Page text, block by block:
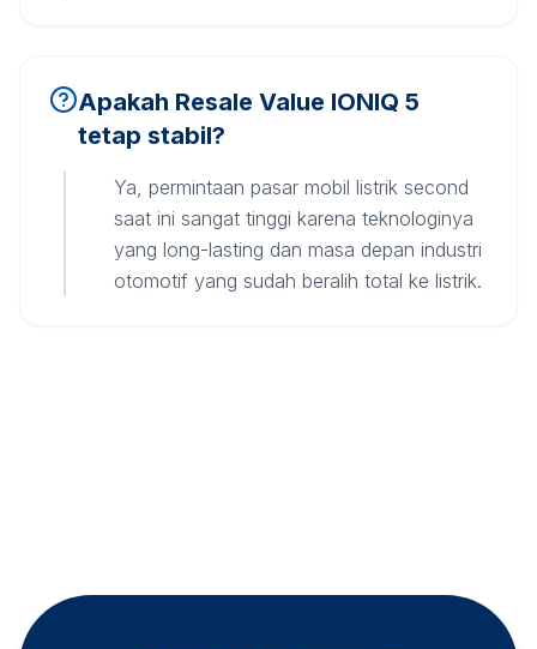
Apakah Resale Value IONIQ 5
tetap stabil?
Ya, permintaan pasar mobil listrik second
saat ini sangat tinggi karena teknologinya
yang long-lasting dan masa depan industri
otomotif yang sudah beralih total ke listrik.